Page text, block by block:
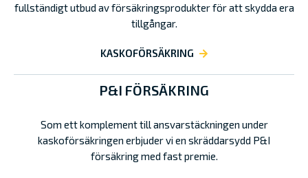
fullständigt utbud av försäkringsprodukter för att skydda era
tillgångar.
KASKOFÖRSÄKRING
P&I FÖRSÄKRING
Som ett komplement till ansvarstäckningen under
kaskoförsäkringen erbjuder vi en skräddarsydd P&I
försäkring med fast premie.